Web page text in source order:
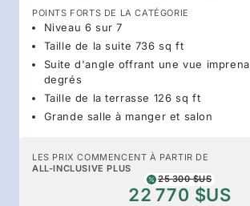
POINTS FORTS DE LA CATÉGORIE
Niveau 6 sur 7
Taille de la suite 736 sq ft
Suite d'angle offrant une vue
degrés
Taille de la terrasse 126 sq ft
Grande salle à manger et salon
LES PRIX COMMENCENT À PARTIR DE
ALL-INCLUSIVE PLUS
25 300 $US
22 770 $US